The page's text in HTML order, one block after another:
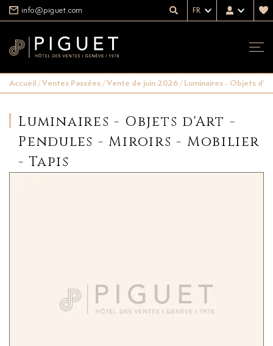
info@piguet.com FR
Accueil/Ventes Passées/Vente de juin 2026/Luminaires - Objets
Luminaires - Objets d'Art -
Pendules - Miroirs - Mobilier
- Tapis